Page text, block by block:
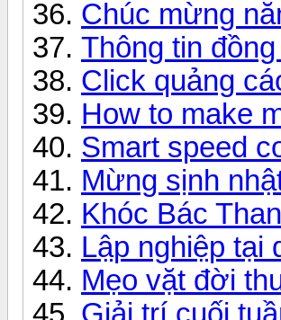
Chúc mừng
Thông tin
Click quảng
How to make
Smart speed
Mừng sịnh
Khóc Bác
Lập nghiệp tại
Mẹo vặt đời
Giải trí cuối